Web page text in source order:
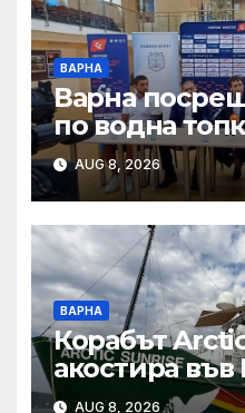
ВАРНА
Варна
по водна
отлични
AUG 8, 2026
ВАРНА
Корабът
акостира във
послание за
AUG 8, 2026